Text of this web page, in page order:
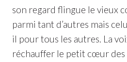
son regard flingue le vieux
parmi tant d’autres mais
il pour tous les autres. La
réchauffer le petit cœur des